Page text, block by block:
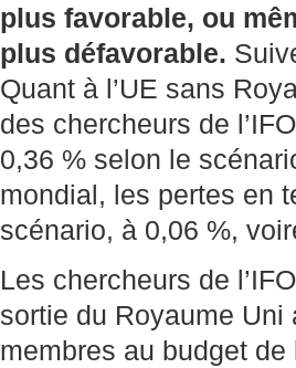
plus favorable, ou
plus défavorable.
Quant à l’UE sans
des chercheurs de
0,36 % selon le
mondial, les pertes en
scénario, à 0,06 %,
Les chercheurs de
sortie du Royaume
membres au budget de